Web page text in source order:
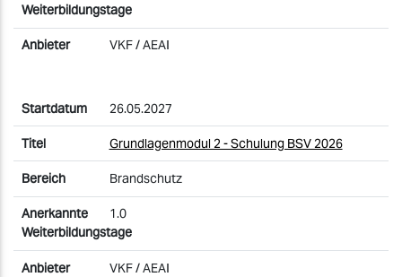
VKF / AEAI
26.05.2027
Grundlagenmodul 2 - Schulung BSV 2026
Brandschutz
1.0
VKF / AEAI